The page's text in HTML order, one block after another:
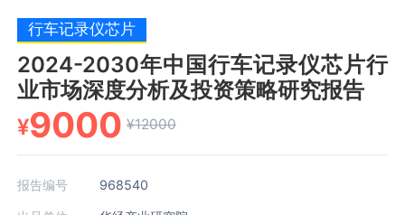
行车记录仪芯片
2024-2030年中国行车记录仪芯片行
业市场深度分析及投资策略研究报告
¥9000 ¥12000
报告编号 968540